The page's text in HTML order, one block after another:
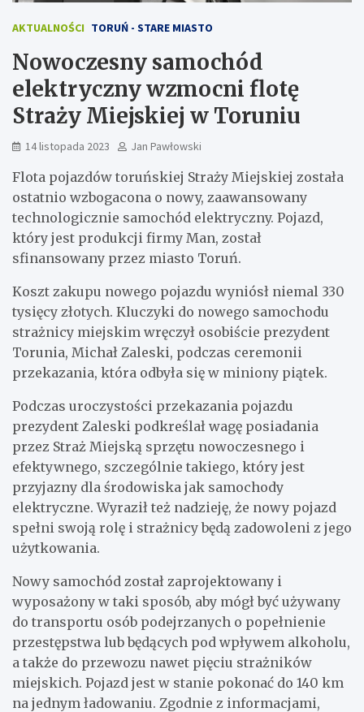
AKTUALNOŚCI TORUŃ - STARE MIASTO
Nowoczesny samochód
elektryczny wzmocni flotę
Straży Miejskiej w Toruniu
14 listopada 2023 Jan Pawłowski
Flota pojazdów toruńskiej Straży Miejskiej została
ostatnio wzbogacona o nowy, zaawansowany
technologicznie samochód elektryczny. Pojazd,
który jest produkcji firmy Man, został
sfinansowany przez miasto Toruń.
Koszt zakupu nowego pojazdu wyniósł niemal 330
tysięcy złotych. Kluczyki do nowego samochodu
strażnicy miejskim wręczył osobiście prezydent
Torunia, Michał Zaleski, podczas ceremonii
przekazania, która odbyła się w miniony piątek.
Podczas uroczystości przekazania pojazdu
prezydent Zaleski podkreślał wagę posiadania
przez Straż Miejską sprzętu nowoczesnego i
efektywnego, szczególnie takiego, który jest
przyjazny dla środowiska jak samochody
elektryczne. Wyraził też nadzieję, że nowy pojazd
spełni swoją rolę i strażnicy będą zadowoleni z jego
użytkowania.
Nowy samochód został zaprojektowany i
wyposażony w taki sposób, aby mógł być używany
do transportu osób podejrzanych o popełnienie
przestępstwa lub będących pod wpływem alkoholu,
a także do przewozu nawet pięciu strażników
miejskich. Pojazd jest w stanie pokonać do 140 km
na jednym ładowaniu. Zgodnie z informacjami,